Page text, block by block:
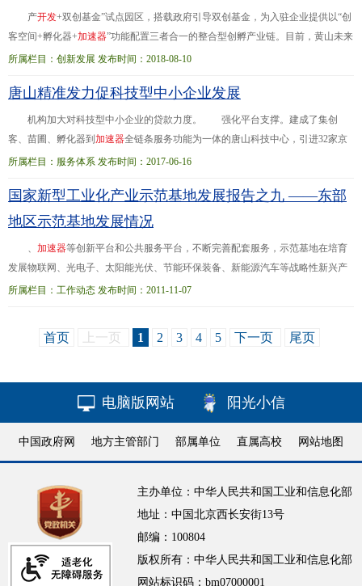
车油箱系统制造集团化企业、国家高新技术企业、国家技术创新示范企业。亚普
公司研
产开发+双创基金”试点园区，搭载政府引导双创基金，为入驻企业提供以“创
客空间+孵化器+加速器”功能配置三者合一的整合型创孵产业链。目前，黄山未来
科技城已入驻招商企业10余家，行业涵盖汽车电子、先进制造等高新技术产业。
量发展。1-6月，规上工业增加值同比增长21.6%；工业投资同比增长10%，其中
工业技改投资同比增长363%；实现进出口4245.16万美元，同比增长
所属栏目：创新发展 发布时间：2018-08-10
唐山精准发力促科技型中小企业发展
机构加大对科技型中小企业的贷款力度。 强化平台支撑。建成了集创
客、苗圃、孵化器到 加速器全链条服务功能为一体的唐山科技中心，引进32家京
津等地高端科技服务机构和35家中小微企业。同时，该市44家市级及市级以上科
项。 截至去年年底，唐山市科技型中小企业由2013年的707家发展到3972家，
连续三年实现倍增；科技小巨人企业从2013年的不足50家，发展到了294家，占
所属栏目：服务体系 发布时间：2017-06-16
国家新型工业化产业示范基地发展报告之九 ——东部
地区示范基地发展情况
、 加速器等创新平台和公共服务平台，不断完善配套服务，示范基地在培育
发展物联网、光电子、太阳能光伏、节能环保装备、新能源汽车等战略性新兴产
业方面发挥了重要的载体和平台作用。江苏无锡高新技术
展，工业区工业总产值占上海市工业总产值的72.8%。以黑龙江为例，哈尔滨新型
装备制造产业基地和大庆高新技术产业
开
区（石油化工）两个基地共实现工业
所属栏目：工作动态 发布时间：2011-11-07
首页 上一页 1 2 3 4 5 下一页 尾页
电脑版网站 阳光小信
中国政府网 地方主管部门 部属单位 直属高校 网站地图
主办单位：中华人民共和国工业和信息化部
地址：中国北京西长安街13号
邮编：100804
版权所有：中华人民共和国工业和信息化部
网站标识码：bm07000001